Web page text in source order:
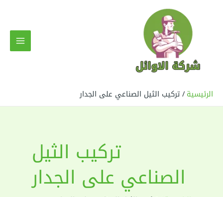
الرئيسية تركيب الثيل الصناعي على الجدار
تركيب الثيل
الصناعي على الجدار